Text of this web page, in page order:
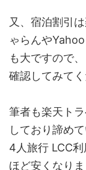
又、宿泊割引
ゃらんや
も大ですので、
確認してみてく
筆者も楽天ト
しており諦め
4人旅行 LCC
ほど安くなり